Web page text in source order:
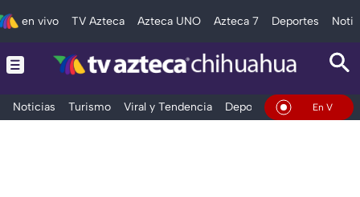
en vivo TV Azteca Azteca UNO Azteca 7 Deportes
Noticias Turismo Viral y Tendencia Deportes Espectáculos
En Vivo